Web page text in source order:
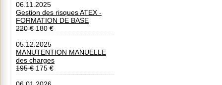
06.11.2025
Gestion des risques ATEX -
FORMATION DE BASE
220 € 180 €
05.12.2025
MANUTENTION MANUELLE
des charges
195 € 175 €